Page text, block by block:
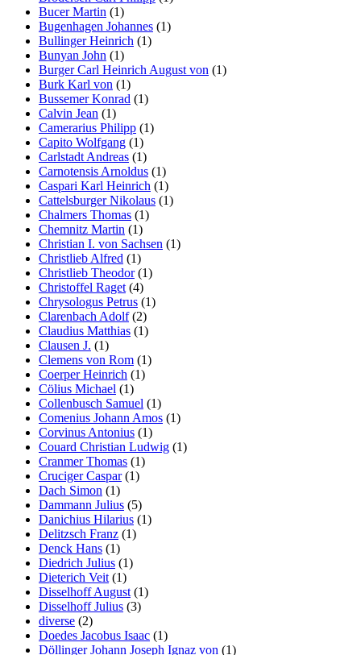
Bucer Martin (1)
Bugenhagen Johannes (1)
Bullinger Heinrich (1)
Bunyan John (1)
Burger Carl Heinrich August von (1)
Burk Karl von (1)
Bussemer Konrad (1)
Calvin Jean (1)
Camerarius Philipp (1)
Capito Wolfgang (1)
Carlstadt Andreas (1)
Carnotensis Arnoldus (1)
Caspari Karl Heinrich (1)
Cattelsburger Nikolaus (1)
Chalmers Thomas (1)
Chemnitz Martin (1)
Christian I. von Sachsen (1)
Christlieb Alfred (1)
Christlieb Theodor(1)
Christoffel Raget(4)
Chrysologus Petrus (1)
Clarenbach Adolf(2)
Claudius Matthias (1)
Clausen J. (1)
Clemens von Rom (1)
Coerper Heinrich (1)
Cölius Michael (1)
Collenbusch Samuel (1)
Comenius Johann Amos (1)
Corvinus Antonius (1)
Couard Christian Ludwig (1)
Cranmer Thomas (1)
Cruciger Caspar(1)
Dach Simon (1)
Dammann Julius (5)
Danichius Hilarius (1)
Delitzsch Franz (1)
Denck Hans (1)
Diedrich Julius (1)
Dieterich Veit(1)
Disselhoff August(1)
Disselhoff Julius (3)
diverse (2)
Doedes Jacobus Isaac (1)
Döllinger Johann Joseph Ignaz von (1)